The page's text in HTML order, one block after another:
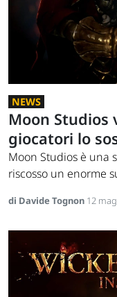
NEWS
Moon
giocatori lo
Moon Studios è una
riscosso un enorme
di Davide Tognon 12